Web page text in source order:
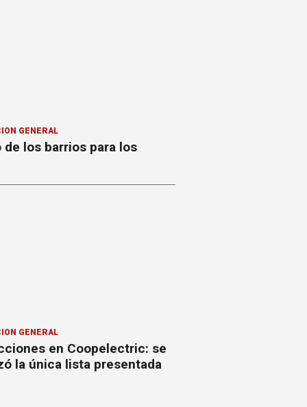
GENERAL
de los barrios para los
GENERAL
en Coopelectric: se
la única lista presentada